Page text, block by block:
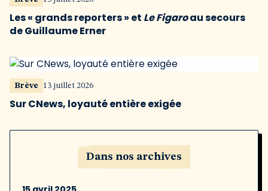
Les « grands reporters » et Le Figaroau secours
de Guillaume Erner
Brève 13 juillet 2026
Sur CNews, loyauté entière exigée
Dans nos archives